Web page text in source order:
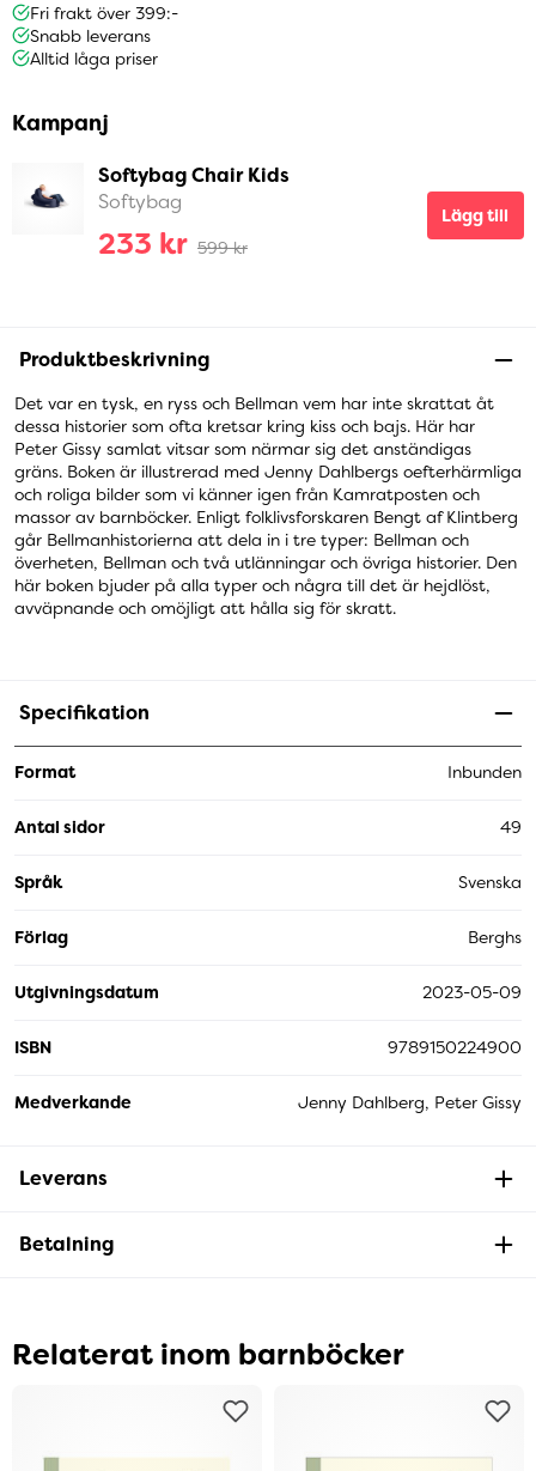
Fri frakt över 399:-
Snabb leverans
Alltid låga priser
Kampanj
Softybag Chair Kids
Softybag
233 kr 599 kr
Lägg till
Produktbeskrivning
Det var en tysk, en ryss och Bellman vem har inte skrattat åt
dessa historier som ofta kretsar kring kiss och bajs. Här har
Peter Gissy samlat vitsar som närmar sig det anständigas
gräns. Boken är illustrerad med Jenny Dahlbergs oefterhärmliga
och roliga bilder som vi känner igen från Kamratposten och
massor av barnböcker. Enligt folklivsforskaren Bengt af Klintberg
går Bellmanhistorierna att dela in i tre typer: Bellman och
överheten, Bellman och två utlänningar och övriga historier. Den
här boken bjuder på alla typer och några till det är hejdlöst,
avväpnande och omöjligt att hålla sig för skratt.
Specifikation
Format Inbunden
Antal sidor 49
Språk Svenska
Förlag Berghs
Utgivningsdatum 2023-05-09
ISBN 9789150224900
Medverkande Jenny Dahlberg, Peter Gissy
Leverans
Betalning
Relaterat inom barnböcker